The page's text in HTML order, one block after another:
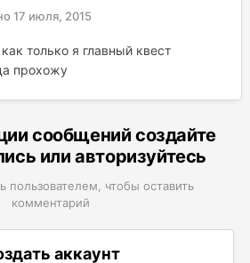
17 июля, 2015
только я главный квест
прохожу
сообщений создайте
или авторизуйтесь
чтобы оставить
комментарий
аккаунт